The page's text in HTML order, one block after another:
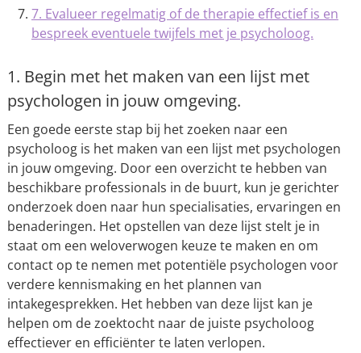
7. Evalueer regelmatig of de therapie effectief is en
bespreek eventuele twijfels met je psycholoog.
1. Begin met het maken van een lijst met
psychologen in jouw omgeving.
Een goede eerste stap bij het zoeken naar een
psycholoog is het maken van een lijst met psychologen
in jouw omgeving. Door een overzicht te hebben van
beschikbare professionals in de buurt, kun je gerichter
onderzoek doen naar hun specialisaties, ervaringen en
benaderingen. Het opstellen van deze lijst stelt je in
staat om een weloverwogen keuze te maken en om
contact op te nemen met potentiële psychologen voor
verdere kennismaking en het plannen van
intakegesprekken. Het hebben van deze lijst kan je
helpen om de zoektocht naar de juiste psycholoog
effectiever en efficiënter te laten verlopen.